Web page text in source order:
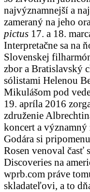
najvýznamnejší a
zameraný na jeho
pictus 17. a 18.
Interpretačne sa na
Slovenskej
zbor a Bratislavský
sólistami Helenou
Mikulášom pod
19. apríla 2016
združenie
koncert a
Godára si
Rosen venoval časť
Discoveries na
wprb.com práve
skladateľovi, a to